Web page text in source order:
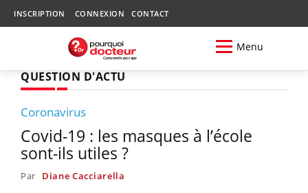
INSCRIPTION CONNEXION CONTACT
Menu
QUESTION D'ACTU
Coronavirus
Covid-19 : les masques à l’école
sont-ils utiles ?
Par Diane Cacciarella